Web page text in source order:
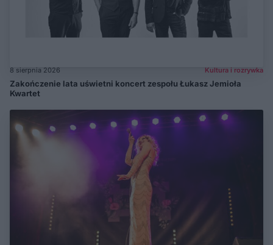
8 sierpnia 2026 Kultura i rozrywka
Zakończenie lata uświetni koncert zespołu Łukasz Jemioła
Kwartet